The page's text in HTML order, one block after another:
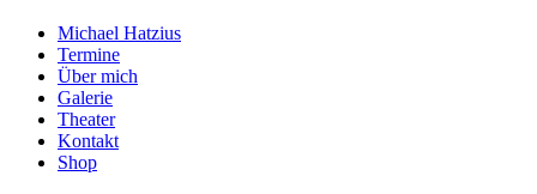
Michael Hatzius
Termine
Über mich
Galerie
Theater
Kontakt
Shop